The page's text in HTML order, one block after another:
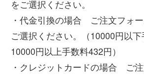
をご選択ください。
・代金引換の場合 ご注文フォ
ご選択ください。（10000円以
10000円以上手数料432円）
・クレジットカードの場合 ご